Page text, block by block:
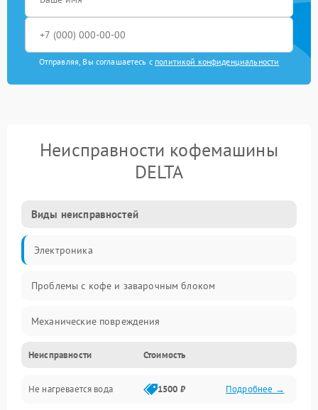
Отправляя, Вы соглашаетесь с политикой конфиденциальности
Неисправности кофемашины
DELTA
Виды неисправностей
Электроника
Проблемы с кофе и заварочным блоком
Механические повреждения
Прочие неисправности
Включение и работа
Неисправности Стоимость
Не нагревается вода 1500 ₽ Подробнее →